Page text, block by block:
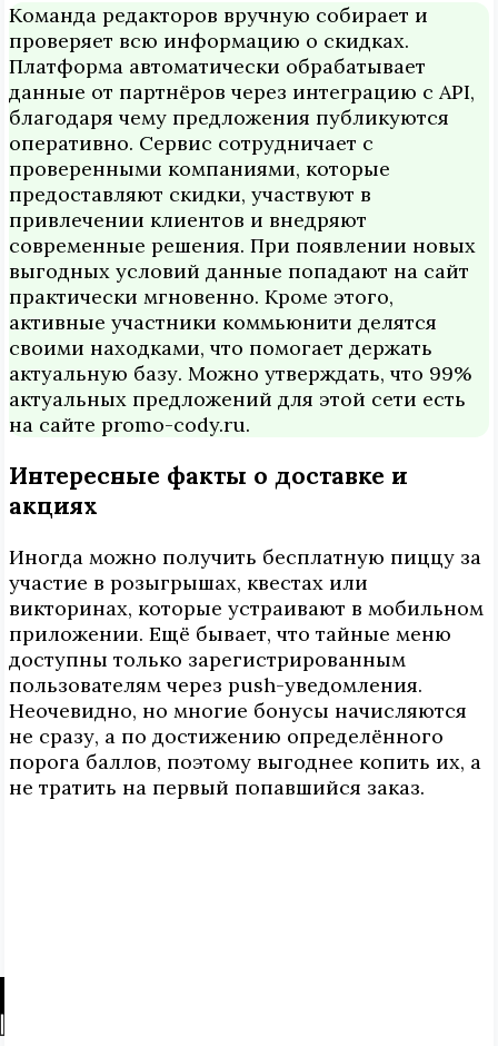
Команда редакторов вручную собирает и
проверяет всю информацию о скидках.
Платформа автоматически обрабатывает
данные от партнёров через интеграцию с API,
благодаря чему предложения публикуются
оперативно. Сервис сотрудничает с
проверенными компаниями, которые
предоставляют скидки, участвуют в
привлечении клиентов и внедряют
современные решения. При появлении новых
выгодных условий данные попадают на сайт
практически мгновенно. Кроме этого,
активные участники коммьюнити делятся
своими находками, что помогает держать
актуальную базу. Можно утверждать, что 99%
актуальных предложений для этой сети есть
на сайте promo-cody.ru.
Интересные факты о доставке и
акциях
Иногда можно получить бесплатную пиццу за
участие в розыгрышах, квестах или
викторинах, которые устраивают в мобильном
приложении. Ещё бывает, что тайные меню
доступны только зарегистрированным
пользователям через push-уведомления.
Неочевидно, но многие бонусы начисляются
не сразу, а по достижению определённого
порога баллов, поэтому выгоднее копить их, а
не тратить на первый попавшийся заказ.